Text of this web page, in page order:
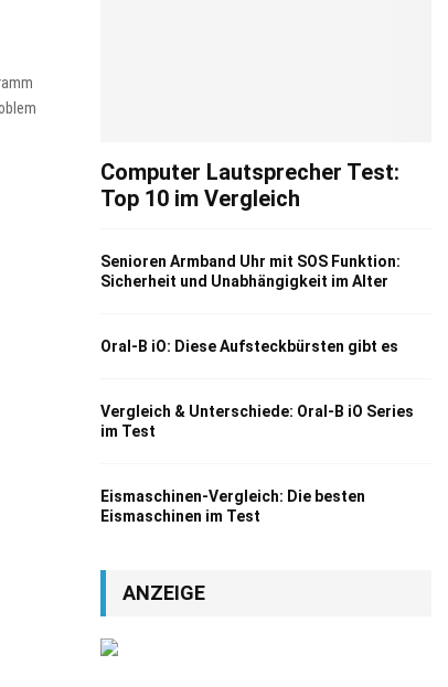
Computer Lautsprecher Test:
Top 10 im Vergleich
Senioren Armband Uhr mit SOS Funktion:
Sicherheit und Unabhängigkeit im Alter
Oral-B iO: Diese Aufsteckbürsten gibt es
Vergleich & Unterschiede: Oral-B iO Series
im Test
Eismaschinen-Vergleich: Die besten
Eismaschinen im Test
ANZEIGE